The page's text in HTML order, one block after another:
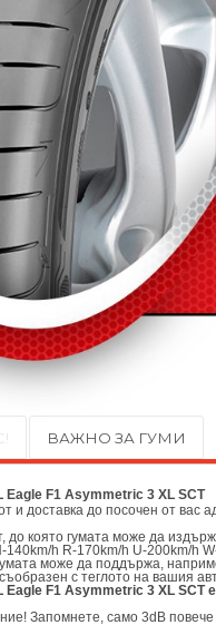
ВАЖНО ЗА ГУМИ
Eagle F1 Asymmetric 3 XL SCT
и доставка до посочен от вас
до която гумата може да
140km/h R-170km/h U-200km/h
може да поддържа,
с теглото на вашия
Eagle F1 Asymmetric 3 XL
Запомнете, само 3dB повече